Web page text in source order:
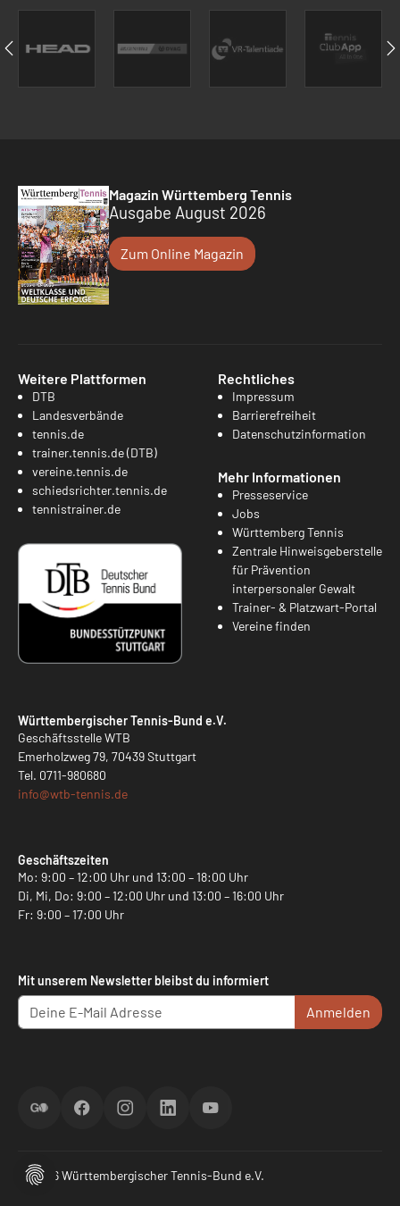
Magazin Württemberg Tennis
Ausgabe August 2026
Zum Online Magazin
Weitere Plattformen
DTB
Landesverbände
tennis.de
trainer.tennis.de (DTB)
vereine.tennis.de
schiedsrichter.tennis.de
tennistrainer.de
Rechtliches
Impressum
Barrierefreiheit
Datenschutzinformation
Mehr Informationen
Presseservice
Jobs
Württemberg Tennis
Zentrale Hinweisgeberstelle
für Prävention
interpersonaler Gewalt
Trainer- & Platzwart-Portal
Vereine finden
Württembergischer Tennis-Bund e.V.
Geschäftsstelle WTB
Emerholzweg 79, 70439 Stuttgart
Tel. 0711-980680
info@wtb-tennis.de
Geschäftszeiten
Mo: 9:00 – 12:00 Uhr und 13:00 – 18:00 Uhr
Di, Mi, Do: 9:00 – 12:00 Uhr und 13:00 – 16:00 Uhr
Fr: 9:00 – 17:00 Uhr
Mit unserem Newsletter bleibst du informiert
Anmelden
ScoreGOFacebookInstagramLinkedInYouTube
© 2026 Württembergischer Tennis-Bund e.V.